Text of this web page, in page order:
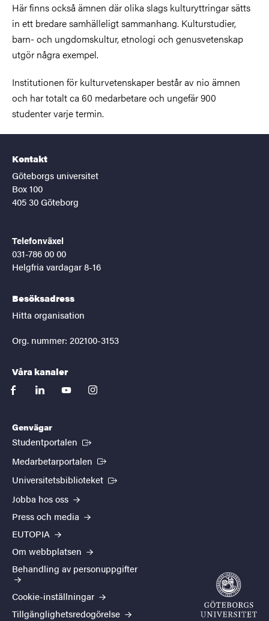
Här finns också ämnen där olika slags kulturyttringar sätts
in ett bredare samhälleligt sammanhang. Kulturstudier,
barn- och ungdomskultur, etnologi och genusvetenskap
utgör några exempel.
Institutionen för kulturvetenskaper består av nio ämnen
och har totalt ca 60 medarbetare och ungefär 900
studenter varje termin.
Kontakt
Göteborgs universitet
Box 100
405 30 Göteborg
Telefonväxel
031-786 00 00
Helgfria vardagar 8-16
Besöksadress
Hitta organisation
Org. nummer: 202100-3153
Våra kanaler
facebooklinkedinyoutubeinstagram
Genvägar
Studentportalen (Extern länk)
Medarbetarportalen (Extern länk)
Universitetsbiblioteket (Extern länk)
Jobba hos oss
Press och media
EUTOPIA
Om webbplatsen
Behandling av personuppgifter
Cookie-inställningar
Tillgänglighetsredogörelse